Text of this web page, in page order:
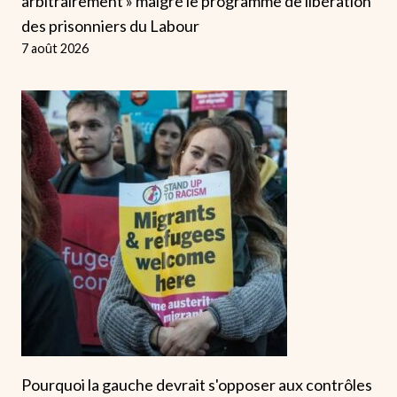
des prisonniers du Labour
7 août 2026
Pourquoi la gauche devrait s'opposer aux contrôles